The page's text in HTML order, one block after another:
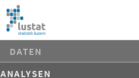
DATEN
ANALYSEN